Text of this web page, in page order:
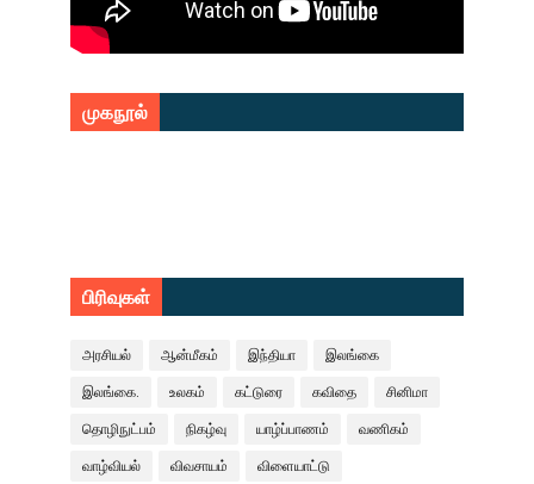
முகநூல்
பிரிவுகள்
அரசியல் ஆன்மீகம் இந்தியா இலங்கை
இலங்கை. உலகம் கட்டுரை கவிதை சினிமா
தொழிநுட்பம் நிகழ்வு யாழ்ப்பாணம் வணிகம்
வாழ்வியல் விவசாயம் விளையாட்டு